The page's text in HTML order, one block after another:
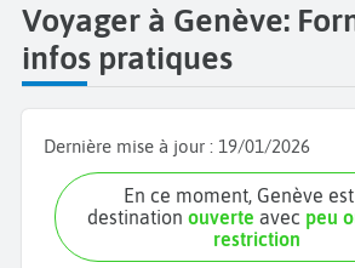
Voyager à Genève:
infos pratiques
Dernière mise à jour : 19/01/2026
En ce moment, Genève est une
destinationouverte avec peu
restriction